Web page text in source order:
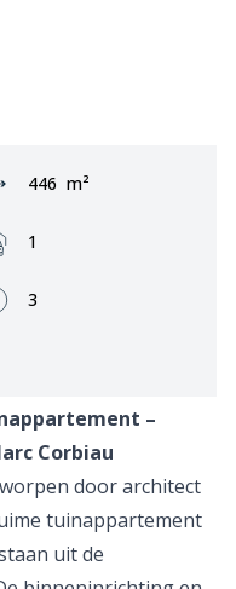
Area:
446 m²
Garage:
1
Fronts:
3
–
Corbiau
door architect
tuinappartement
uit de